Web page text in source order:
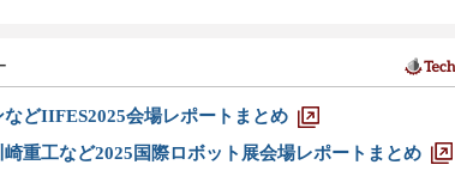
どIIFES2025会場レポートまとめ
重工など2025国際ロボット展会場レポートまとめ